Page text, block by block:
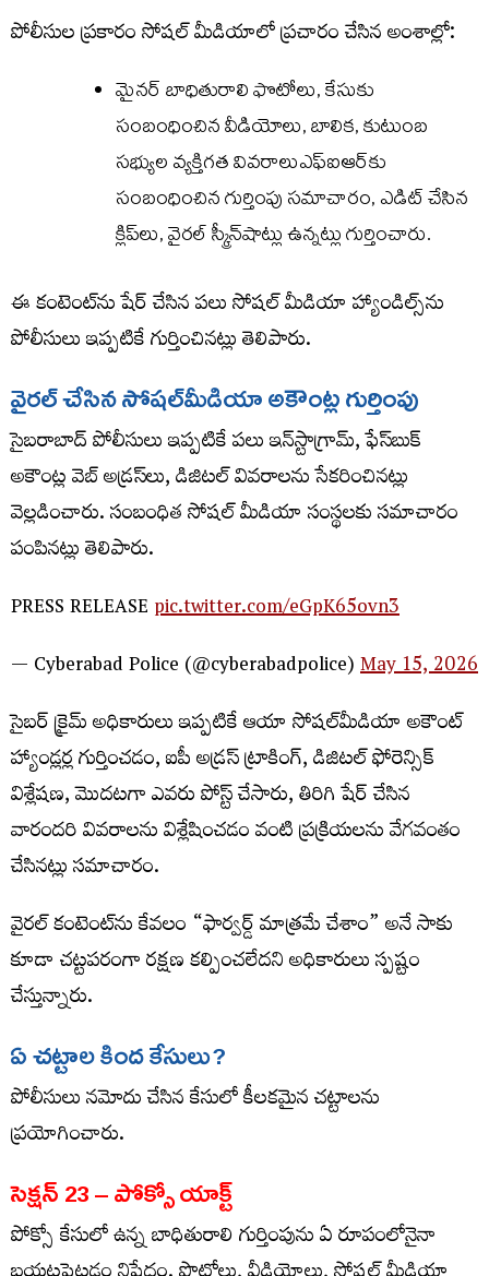
పోలీసుల ప్రకారం సోషల్ మీడియాలో ప్రచారం చేసిన అంశాల్లో:
మైనర్ బాధితురాలి ఫొటోలు, కేసుకు
సంబంధించిన వీడియోలు, బాలిక, కుటుంబ
సభ్యుల వ్యక్తిగత వివరాలుఎఫ్​ఐఆర్​కు
సంబంధించిన గుర్తింపు సమాచారం, ఎడిట్ చేసిన
క్లిప్‌లు, వైరల్ స్క్రీన్‌షాట్లు ఉన్నట్లు గుర్తించారు.
ఈ కంటెంట్‌ను షేర్ చేసిన పలు సోషల్ మీడియా హ్యాండిల్స్‌ను
పోలీసులు ఇప్పటికే గుర్తించినట్లు తెలిపారు.
వైరల్​చేసినసోషల్​మీడియా అకౌంట్ల గుర్తింపు
సైబరాబాద్ పోలీసులు ఇప్పటికే పలు ఇన్‌స్టాగ్రామ్, ఫేస్‌బుక్
అకౌంట్ల వెబ్​ అడ్రస్​లు, డిజిటల్ వివరాలను సేకరించినట్లు
వెల్లడించారు. సంబంధిత సోషల్ మీడియా సంస్థలకు సమాచారం
పంపినట్లు తెలిపారు.
PRESS RELEASEpic.twitter.com/eGpK65ovn3
— Cyberabad Police (@cyberabadpolice)May 15, 2026
సైబర్ క్రైమ్ అధికారులు ఇప్పటికే ఆయా సోషల్​మీడియా అకౌంట్
హ్యాండ్లర్ల గుర్తించడం, ఐపీ అడ్రస్ ట్రాకింగ్, డిజిటల్ ఫోరెన్సిక్
విశ్లేషణ, మొదటగా ఎవరు పోస్ట్​ చేసారు, తిరిగి షేర్ చేసిన
వారందరి వివరాలను విశ్లేషించడం వంటి ప్రక్రియలను వేగవంతం
చేసినట్లు సమాచారం.
వైరల్ కంటెంట్‌ను కేవలం “ఫార్వర్డ్ మాత్రమే చేశాం” అనే సాకు
కూడా చట్టపరంగా రక్షణ కల్పించలేదని అధికారులు స్పష్టం
చేస్తున్నారు.
ఏ చట్టాలకిందకేసులు?
పోలీసులు నమోదు చేసిన కేసులో కీలకమైన చట్టాలను
ప్రయోగించారు.
సెక్షన్​ 23 – పోక్సో యాక్ట్​
పోక్సో కేసులో ఉన్న బాధితురాలి గుర్తింపును ఏ రూపంలోనైనా